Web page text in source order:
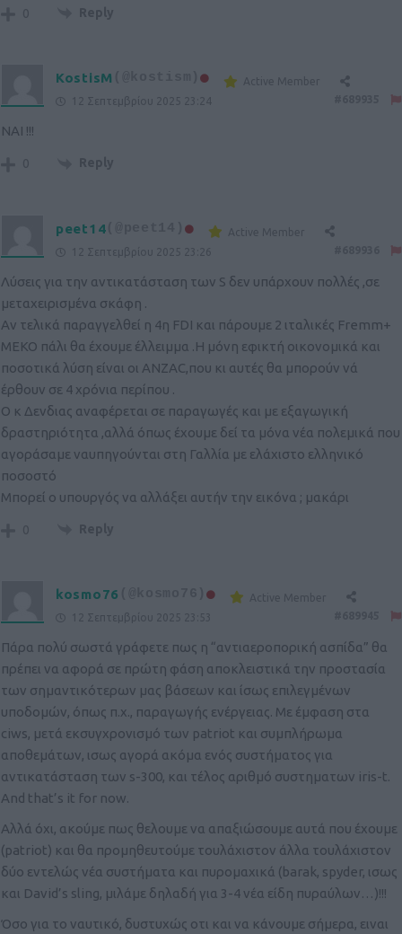
0 Reply
KostisM
Active Member
12 Σεπτεμβρίου 2025 23:24
ΝΑΙ !!!
0 Reply
peet14
Active Member
12 Σεπτεμβρίου 2025 23:26
Λύσεις για την αντικατάσταση των S δεν υπάρχουν πολλές ,σε
μεταχειρισμένα σκάφη .
Αν τελικά παραγγελθεί η 4η FDI και πάρουμε 2 ιταλικές Fremm+
MEKO πάλι θα έχουμε έλλειμμα .Η μόνη εφικτή οικονομικά και
ποσοτικά λύση είναι οι ΑΝΖAC,που κι αυτές θα μπορούν νά
έρθουν σε 4 χρόνια περίπου .
Ο κ Δενδιας αναφέρεται σε παραγωγές και με εξαγωγική
δραστηριότητα ,αλλά όπως έχουμε δεί τα μόνα νέα πολεμικά που
αγοράσαμε ναυπηγούνται στη Γαλλία με ελάχιστο ελληνικό
ποσοστό
Μπορεί ο υπουργός να αλλάξει αυτήν την εικόνα ; μακάρι
0 Reply
kosmo76
Active Member
12 Σεπτεμβρίου 2025 23:53
Πάρα πολύ σωστά γράφετε πως η “αντιαεροπορική ασπίδα” θα
πρέπει να αφορά σε πρώτη φάση αποκλειστικά την προστασία
των σημαντικότερων μας βάσεων και ίσως επιλεγμένων
υποδομών, όπως π.χ., παραγωγής ενέργειας. Με έμφαση στα
ciws, μετά εκσυγχρονισμό των patriot και συμπλήρωμα
αποθεμάτων, ισως αγορά ακόμα ενός συστήματος για
αντικατάσταση των s-300, και τέλος αριθμό συστηματων iris-t.
And that’s it for now.
Αλλά όχι, ακούμε πως θελουμε να απαξιώσουμε αυτά που έχουμε
(patriot) και θα προμηθευτούμε τουλάχιστον άλλα τουλάχιστον
δύο εντελώς νέα συστήματα και πυρομαχικά (barak, spyder, ισως
και David’s sling, μιλάμε δηλαδή για 3-4 νέα είδη πυραύλων…)!!!
Όσο για το ναυτικό, δυστυχώς οτι και να κάνουμε σήμερα, ειναι